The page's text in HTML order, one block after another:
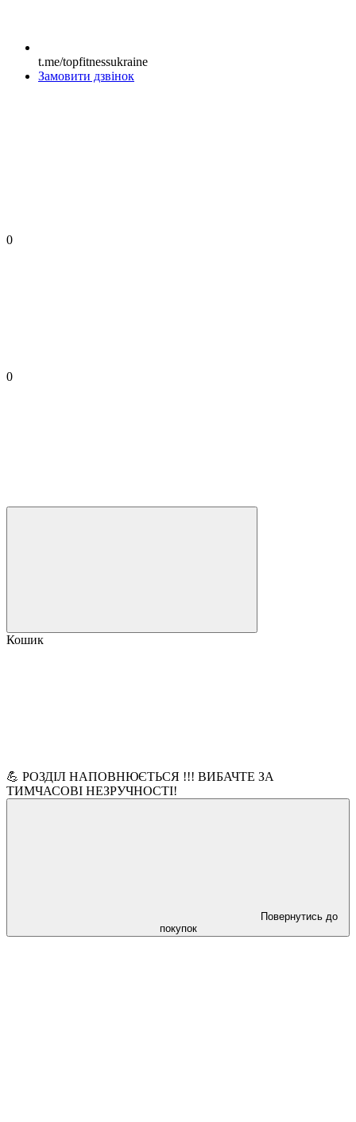
t.me/topfitnessukraine
Замовити дзвінок
0
0
Кошик
💪 РОЗДІЛ НАПОВНЮЄТЬСЯ !!! ВИБАЧТЕ ЗА
ТИМЧАСОВІ НЕЗРУЧНОСТІ!
Повернутись до
покупок